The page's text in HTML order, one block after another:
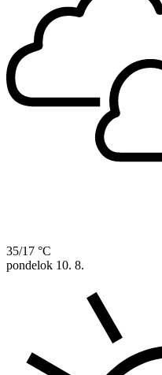
35/17 °C
pondelok 10. 8.